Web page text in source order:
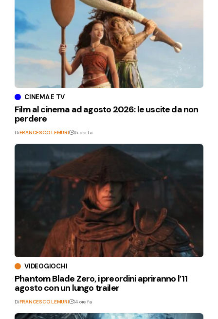
CINEMA E TV
Film al cinema ad agosto 2026: le uscite da non
perdere
DiFRANCESCO LEMURI 15 ore fa
VIDEOGIOCHI
Phantom Blade Zero, i preordini apriranno l’11
agosto con un lungo trailer
DiFRANCESCO LEMURI 14 ore fa